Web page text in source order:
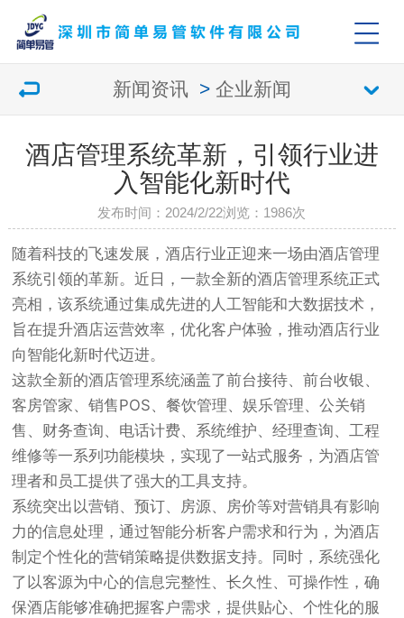
新闻资讯 > 企业新闻
酒店管理系统革新，引领行业进
入智能化新时代
发布时间：2024/2/22浏览： 1986次
随着科技的飞速发展，酒店行业正迎来一场由酒店管理
系统引领的革新。近日，一款全新的酒店管理系统正式
亮相，该系统通过集成先进的人工智能和大数据技术，
旨在提升酒店运营效率，优化客户体验，推动酒店行业
向智能化新时代迈进。
这款全新的酒店管理系统涵盖了前台接待、前台收银、
客房管家、销售POS、餐饮管理、娱乐管理、公关销
售、财务查询、电话计费、系统维护、经理查询、工程
维修等一系列功能模块，实现了一站式服务，为酒店管
理者和员工提供了强大的工具支持。
系统突出以营销、预订、房源、房价等对营销具有影响
力的信息处理，通过智能分析客户需求和行为，为酒店
制定个性化的营销策略提供数据支持。同时，系统强化
了以客源为中心的信息完整性、长久性、可操作性，确
保酒店能够准确把握客户需求，提供贴心、个性化的服